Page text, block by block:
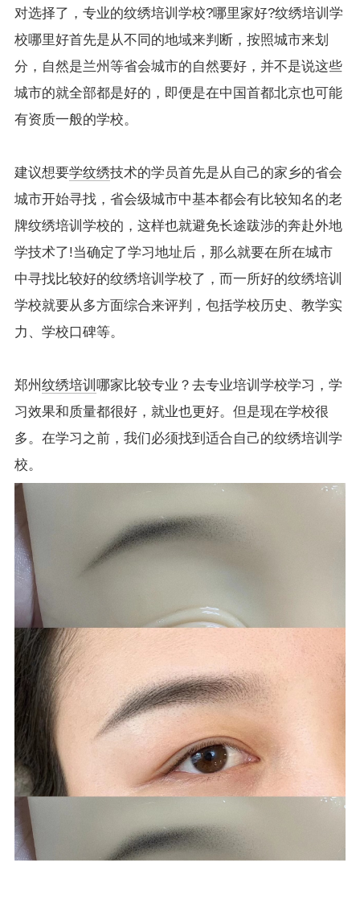
对选择了，专业的纹绣培训学校?哪里家好?纹绣培训学
校哪里好首先是从不同的地域来判断，按照城市来划
分，自然是兰州等省会城市的自然要好，并不是说这些
城市的就全部都是好的，即便是在中国首都北京也可能
有资质一般的学校。
建议想要学纹绣技术的学员首先是从自己的家乡的省会
城市开始寻找，省会级城市中基本都会有比较知名的老
牌纹绣培训学校的，这样也就避免长途跋涉的奔赴外地
学技术了!当确定了学习地址后，那么就要在所在城市
中寻找比较好的纹绣培训学校了，而一所好的纹绣培训
学校就要从多方面综合来评判，包括学校历史、教学实
力、学校口碑等。
郑州 纹绣培训 哪家比较专业？去专业培训学校学习，学
习效果和质量都很好，就业也更好。但是现在学校很
多。在学习之前，我们必须找到适合自己的纹绣培训学
校。